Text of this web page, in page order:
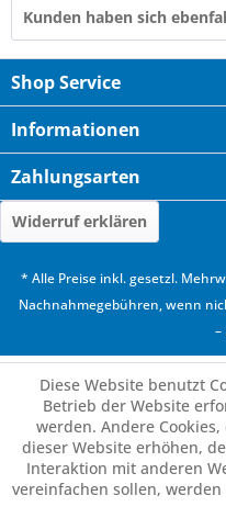
Kunden haben sich
Shop Service
Informationen
Zahlungsarten
Widerruf erklären
* Alle Preise inkl. gesetzl.
Nachnahmegebühren, wenn
–
Diese Website benutzt
Betrieb der Website
werden. Andere
dieser Website erhöhen,
Interaktion mit anderen
vereinfachen sollen,